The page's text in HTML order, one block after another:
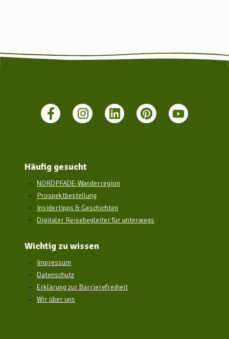
Häufig gesucht
NORDPFADE-Wanderregion
Prospektbestellung
Insidertipps & Geschichten
Digitaler Reisebegleiter für unterwegs
Wichtig zu wissen
Impressum
Datenschutz
Erklärung zur Barrierefreiheit
Wir über uns